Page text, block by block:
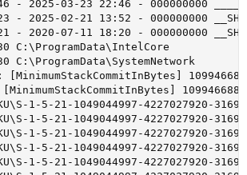
- 2025-03-23 22:46 - 000000000
- 2025-02-21 13:52 - 000000000
- 2020-07-11 18:20 - 000000000
C:\ProgramData\IntelCore
C:\ProgramData\SystemNetwork
1099466887
1-5-21-1049044997-4227027920-
1-5-21-1049044997-4227027920-
1-5-21-1049044997-4227027920-
1-5-21-1049044997-4227027920-
1-5-21-1049044997-4227027920-